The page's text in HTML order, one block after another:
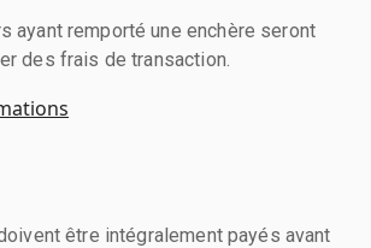
ayant remporté une enchère seront
des frais de transaction.
être intégralement payés avant